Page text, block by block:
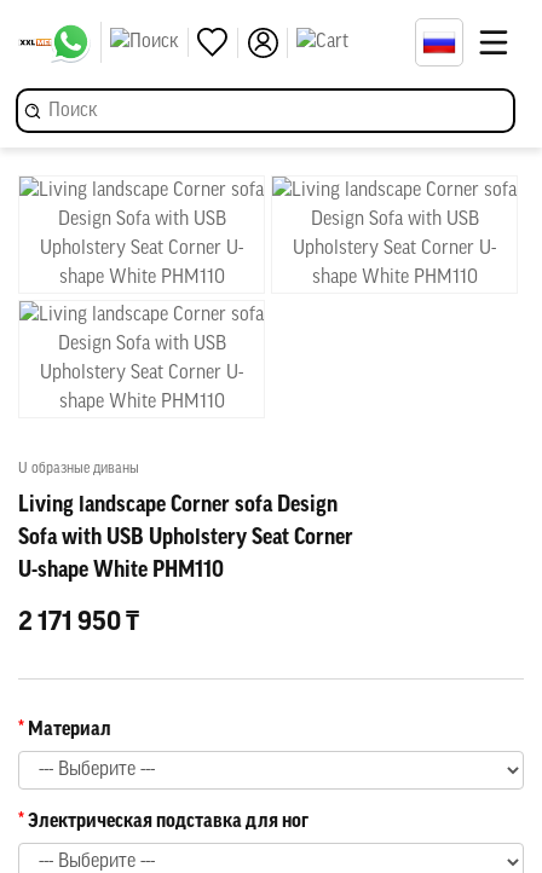
U образные диваны
Living landscape Corner sofa Design
Sofa with USB Upholstery Seat Corner
U-shape White PHM110
2 171 950 ₸
Материал
Электрическая подставка для ног